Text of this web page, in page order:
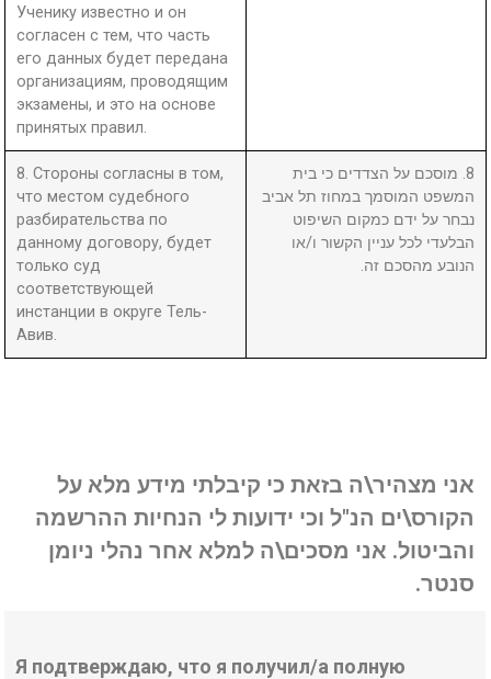
Ученику известно и он
согласен с тем, что часть
его данных будет передана
организациям, проводящим
экзамены, и это на основе
принятых правил.
8. Стороны согласны в том,
что местом судебного
разбирательства по
данному договору, будет
только суд
соответствующей
инстанции в округе Тель-
Авив.
8. מוסכם על הצדדים כי בית
המשפט המוסמך במחוז תל אביב
נבחר על ידם כמקום השיפוט
הבלעדי לכל עניין הקשור ו/או
הנובע מהסכם זה.
אני מצהיר\ה בזאת כי קיבלתי מידע מלא על
הקורס\ים הנ"ל וכי ידועות לי הנחיות ההרשמה
והביטול. אני מסכים\ה למלא אחר נהלי ניומן
סנטר.
Я подтверждаю, что я получил/а полную